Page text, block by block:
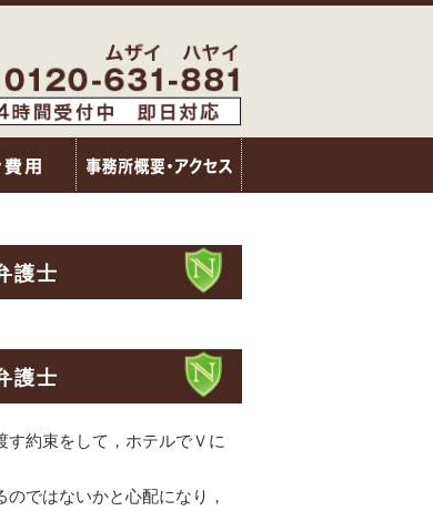
護士
護士
す約束をして，ホテルでＶに
のではないかと心配になり，